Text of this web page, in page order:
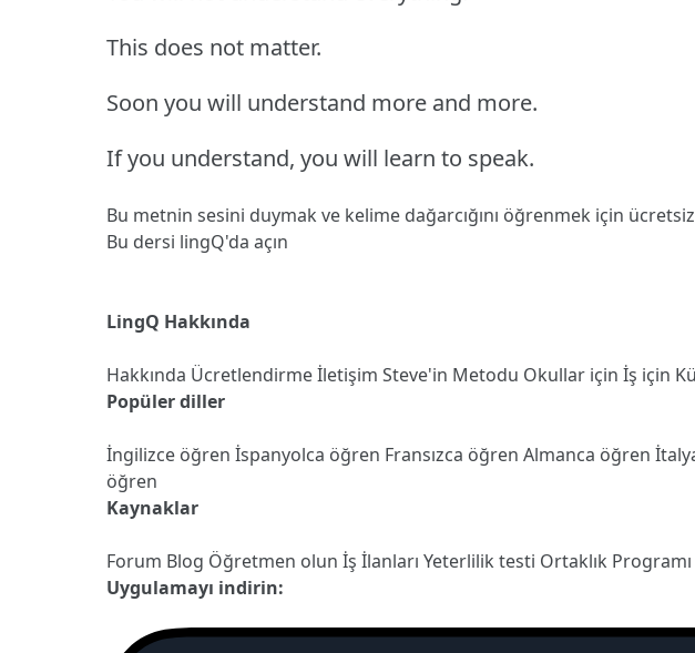
This does not matter.
Soon you will understand more and more.
If you understand, you will learn to speak.
Bu metnin sesini duymak ve kelime dağarcığını öğrenmek için
Bu dersi lingQ'da açın
LingQ Hakkında
Hakkında Ücretlendirmeİletişim Steve'in Metodu Okullar için İş için
Popüler diller
İngilizce öğren İspanyolca öğren Fransızca öğren Almanca öğren
öğren
Kaynaklar
Forum Blog Öğretmen olun İş İlanları Yeterlilik testi Ortaklık Programı
Uygulamayı indirin: